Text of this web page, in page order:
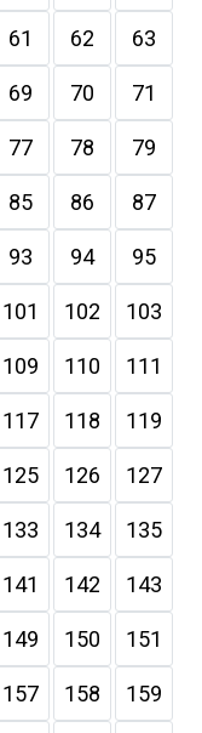
61 62 63
69 70 71
77 78 79
85 86 87
93 94 95
101 102 103
109 110 111
117 118 119
125 126 127
133 134 135
141 142 143
149 150 151
157 158 159